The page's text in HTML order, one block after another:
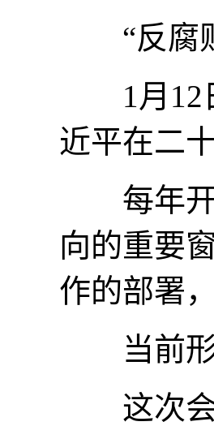
“反腐败
1月12日
近平在二
每年开
向的重要
作的部署
当前形
这次会